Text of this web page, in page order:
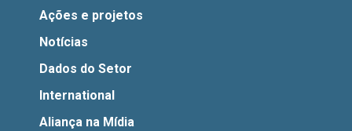
Ações e projetos
Notícias
Dados do Setor
International
Aliança na Mídia